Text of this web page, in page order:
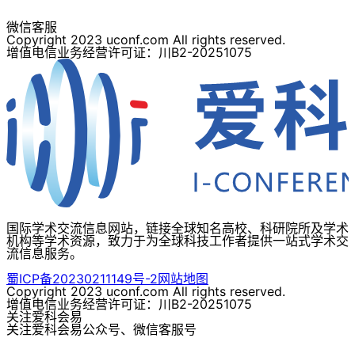
微信客服
Copyright 2023 uconf.com All rights reserved.
增值电信业务经营许可证：川B2-20251075
国际学术交流信息网站，链接全球知名高校、科研院所及学术
机构等学术资源，致力于为全球科技工作者提供一站式学术交
流信息服务。
蜀ICP备20230211149号-2网站地图
Copyright 2023 uconf.com All rights reserved.
增值电信业务经营许可证：川B2-20251075
关注爱科会易
关注爱科会易公众号、微信客服号